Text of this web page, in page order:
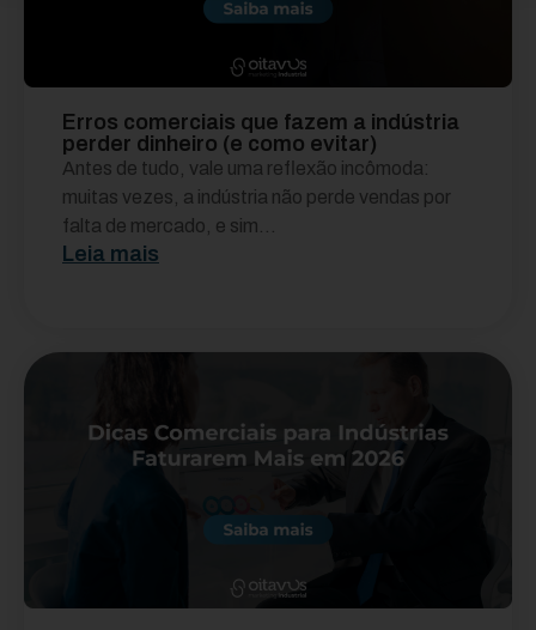
Erros comerciais que fazem a indústria
perder dinheiro (e como evitar)
Antes de tudo, vale uma reflexão incômoda:
muitas vezes, a indústria não perde vendas por
falta de mercado, e sim...
Leia mais